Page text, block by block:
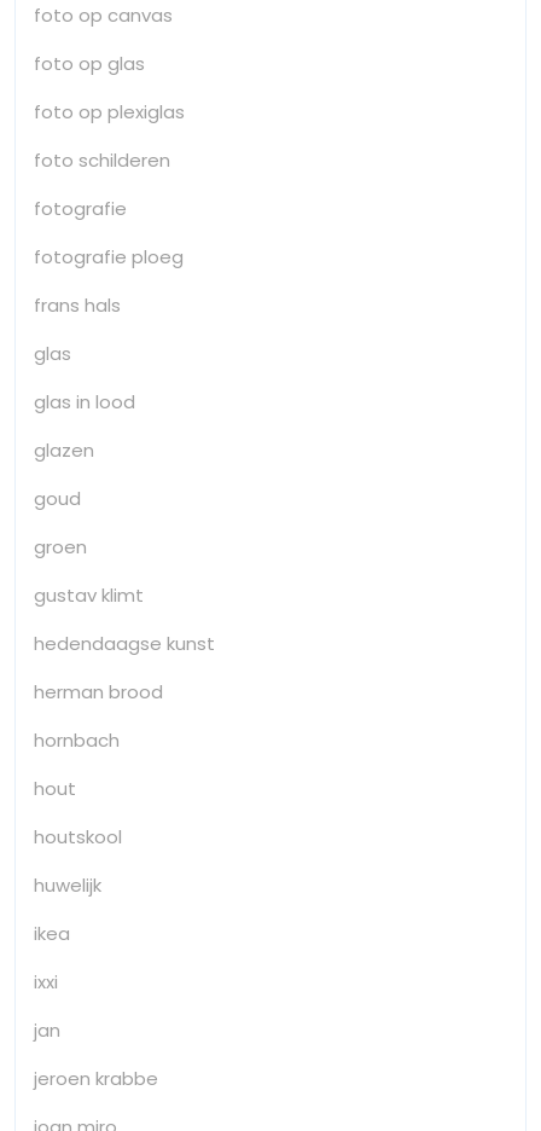
foto op canvas
foto op glas
foto op plexiglas
foto schilderen
fotografie
fotografie ploeg
frans hals
glas
glas in lood
glazen
goud
groen
gustav klimt
hedendaagse kunst
herman brood
hornbach
hout
houtskool
huwelijk
ikea
ixxi
jan
jeroen krabbe